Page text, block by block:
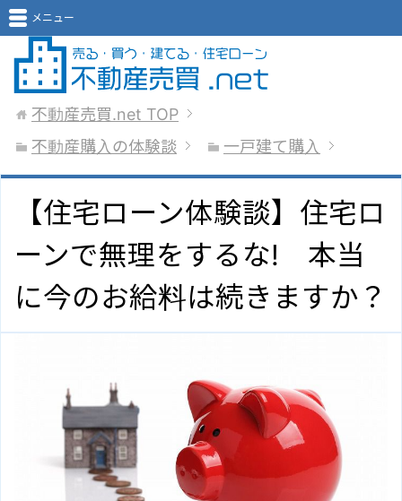
メニュー
不動産売買.net TOP
不動産購入の体験談
一戸建て購入
【住宅ローン体験談】住宅ロ
ーンで無理をするな! 本当
に今のお給料は続きますか？